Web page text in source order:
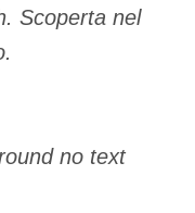
Scoperta nel